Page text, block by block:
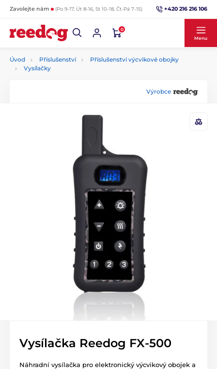
Zavolejte nám (Po 9-17, Út 8-16, St 10-18, Čt-Pá 7-15) +420 216 216 106
0
Menu
Úvod Příslušenství
Příslušenství výcvikové obojky
Vysílačky
Výrobce
Vysílačka Reedog FX-500
Náhradní vysílačka pro elektronický výcvikový obojek a